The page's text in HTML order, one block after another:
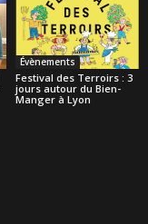
Évènements
Festival des Terroirs : 3
jours autour du Bien-
Manger à Lyon